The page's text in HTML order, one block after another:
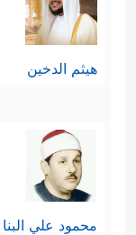
هيثم الدخين
محمود علي البنا